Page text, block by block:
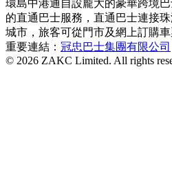
環島中港通自設龐大的豪華跨境
的直通巴士服務，直通巴士連接
城市，旅客可從門市及網上訂購車
重要連結： 冠忠巴士集團有限公司
© 2026 ZAKC Limited. All rights